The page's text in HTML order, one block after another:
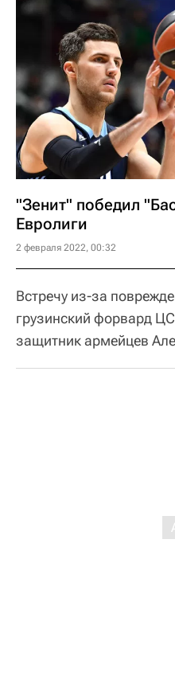
"Зенит" победил
Евролиги
2 февраля 2022, 00:32
Встречу из-за
грузинский форвард
защитник армейцев